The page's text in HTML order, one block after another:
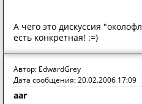
А чего это дискуссия
есть конкретная! :=)
Автор: EdwardGrey
Дата сообщения: 20.02.2006 17:09
aar